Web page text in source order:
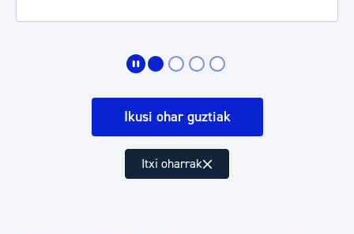
Ikusi ohar guztiak
Itxi oharrak